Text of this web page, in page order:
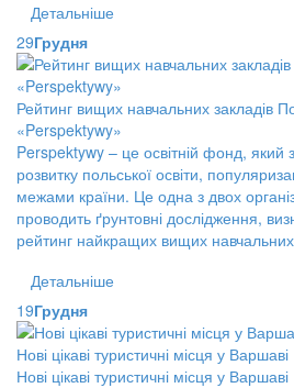
Детальніше
29Грудня
Рейтинг вищих навчальних закладів
«Perspektywy»
Perspektywy – це освітній фонд, який
розвитку польської освіти,
межами країни. Це одна з двох
проводить ґрунтовні дослідження,
рейтинг найкращих вищих
Детальніше
19Грудня
Нові цікаві туристичні місця у Варшаві
Нові цікаві туристичні місця у Варшаві